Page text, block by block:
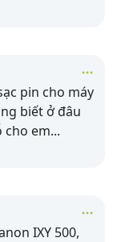
pin cho máy
biết ở đâu
cho em...
IXY 500,